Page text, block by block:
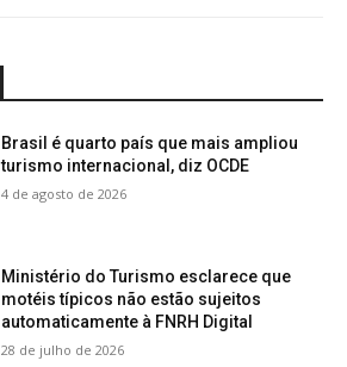
Brasil é quarto país que mais ampliou
turismo internacional, diz OCDE
4 de agosto de 2026
Ministério do Turismo esclarece que
motéis típicos não estão sujeitos
automaticamente à FNRH Digital
28 de julho de 2026